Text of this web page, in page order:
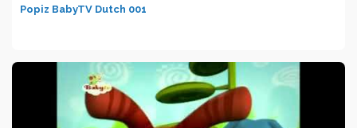
Popiz BabyTV Dutch 001